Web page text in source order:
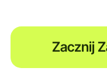
Zacznij